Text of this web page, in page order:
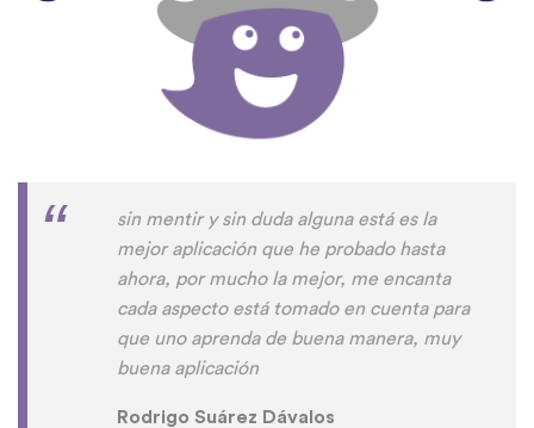
sin mentir y sin duda alguna está es la
mejor aplicación que he probado hasta
ahora, por mucho la mejor, me encanta
cada aspecto está tomado en cuenta para
que uno aprenda de buena manera, muy
buena aplicación
Rodrigo Suárez Dávalos